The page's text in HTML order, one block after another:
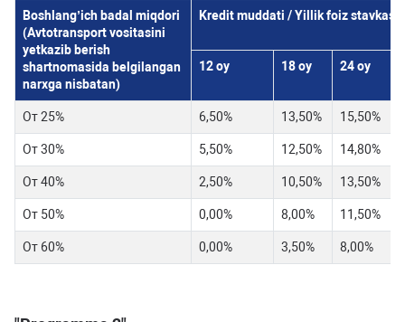
Boshlang’ich badal miqdori
(Avtotransport vositasini
yetkazib berish
shartnomasida belgilangan
narxga nisbatan)
Kredit muddati / Yillik foiz stavkasi
12 oy 18 oy 24 oy
От 25% 6,50% 13,50% 15,50%
От 30% 5,50% 12,50% 14,80%
От 40% 2,50% 10,50% 13,50%
От 50% 0,00% 8,00% 11,50%
От 60% 0,00% 3,50% 8,00%